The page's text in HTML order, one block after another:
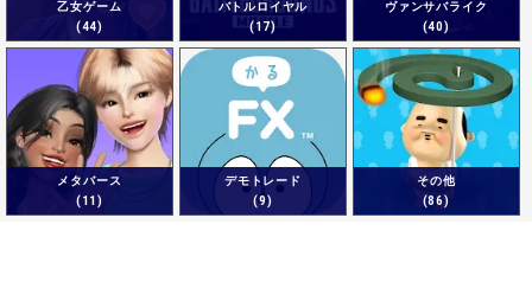
乙女ゲーム
(44)
バトルロイヤル
(17)
ヴァンサバライク
(40)
メタバース
(11)
デモトレード
(9)
その他
(86)